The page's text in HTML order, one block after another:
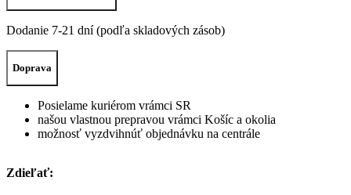
Dodanie 7-21 dní (podľa skladových zásob)
Doprava
Posielame kuriérom vrámci SR
našou vlastnou prepravou vrámci Košíc a okolia
možnosť vyzdvihnúť objednávku na centrále
Zdieľať: